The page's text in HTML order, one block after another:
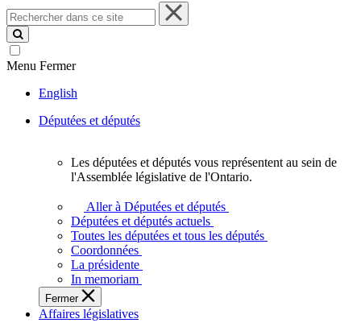
Rechercher
dans
ce
site
Menu Fermer
English
Députées et députés
députés
vous
représentent
sein
de
l'Assemblée
législative
Les députées et députés vous représentent au sein de
l'Assemblée législative de l'Ontario.
Aller à Députées et députés
Députées et députés actuels
Toutes les députées et tous les députés
Coordonnées
La présidente
In memoriam
Fermer
Affaires législatives